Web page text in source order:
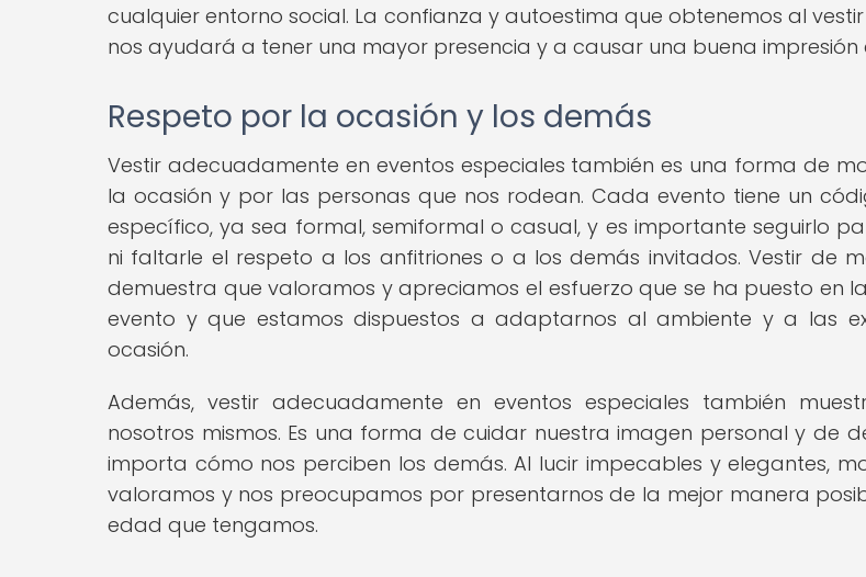
cualquier entorno social. La confianza y autoestima que obtenemos al
nos ayudará a tener una mayor presencia y a causar una buena impresión
Respeto por la ocasión y los demás
Vestir adecuadamente en eventos especiales también es una forma de
la ocasión y por las personas que nos rodean. Cada evento tiene un
específico, ya sea formal, semiformal o casual, y es importante seguirlo
ni faltarle el respeto a los anfitriones o a los demás invitados. Vestir de
demuestra que valoramos y apreciamos el esfuerzo que se ha puesto en
evento y que estamos dispuestos a adaptarnos al ambiente y a las
ocasión.
Además, vestir adecuadamente en eventos especiales también
nosotros mismos. Es una forma de cuidar nuestra imagen personal y de
importa cómo nos perciben los demás. Al lucir impecables y elegantes,
valoramos y nos preocupamos por presentarnos de la mejor manera
edad que tengamos.